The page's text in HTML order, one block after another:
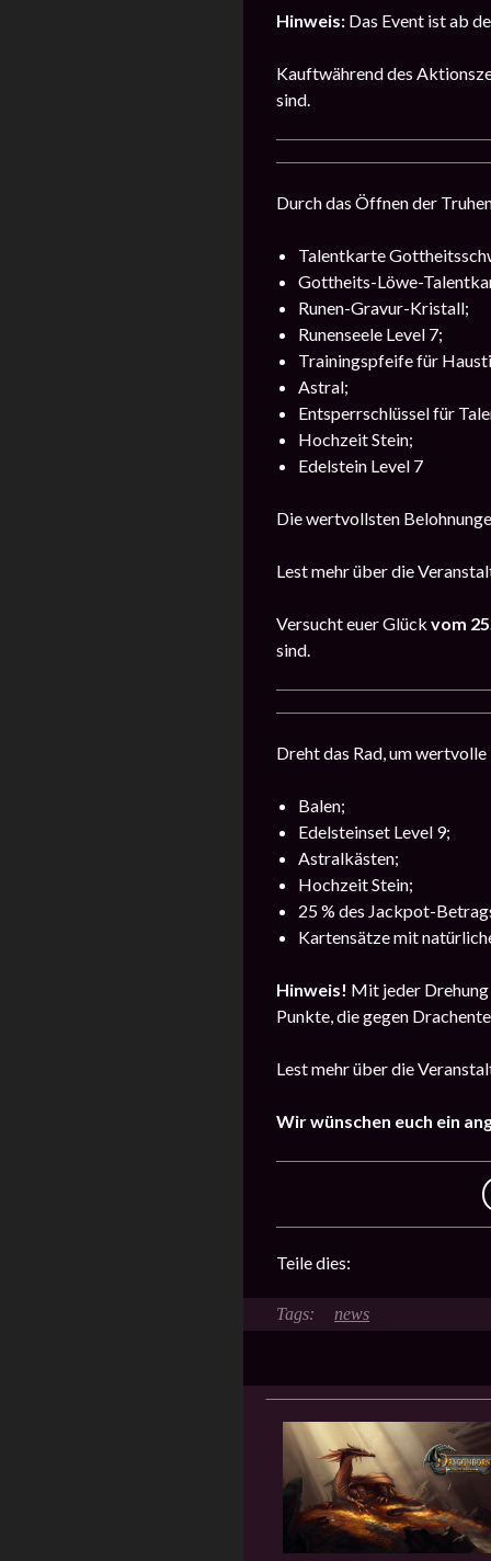
Hinweis: Das Event ist ab
Kauftwährend des
sind.
Durch das Öffnen der
Talentkarte
Gottheits-Löwe-
Runen-Gravur-Kristall;
Runenseele Level 7;
Trainingspfeife für
Astral;
Entsperrschlüssel für
Hochzeit Stein;
Edelstein Level 7
Die wertvollsten
Lest mehr über die
Versucht euer Glück vom
sind.
Dreht das Rad, um
Balen;
Edelsteinset Level 9;
Astralkästen;
Hochzeit Stein;
25 % des Jackpot-
Kartensätze mit
Hinweis! Mit jeder Drehung
Punkte, die gegen
Lest mehr über die
Wir wünschen euch ein
Teile dies:
news